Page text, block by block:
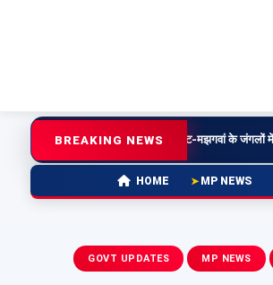
BREAKING NEWS
चित्रकूट-मझगवां के जंगलों में 20 बाघों की
HOME MP NEWS
GOVT UPDATES MP NEWS